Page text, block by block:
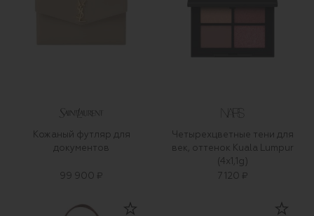
Кожаный футляр для
документов
99 900 ₽
Четырехцветные тени для
век, оттенок Kuala Lumpur
(4x1,1g)
7 120 ₽